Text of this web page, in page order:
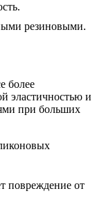
резиновыми.
более
эластичностью и
при больших
повреждение от